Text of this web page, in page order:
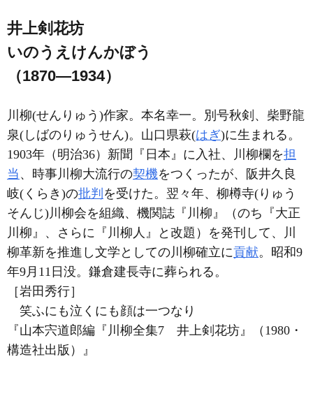
井上剣花坊
いのうえけんかぼう
（1870―1934）
川柳(せんりゅう)作家。本名幸一。別号秋剣、柴野龍
泉(しばのりゅうせん)。山口県萩(はぎ)に生まれる。
1903年（明治36）新聞『日本』に入社、川柳欄を担
当 、時事川柳大流行の契機をつくったが、阪井久良
岐(くらき)の批判 を受けた。翌々年、柳樽寺(りゅう
そんじ)川柳会を組織、機関誌『川柳』（のち『大正
川柳』、さらに『川柳人』と改題）を発刊して、川
柳革新を推進し文学としての川柳確立に貢献。昭和9
年9月11日没。鎌倉建長寺に葬られる。
［岩田秀行］
笑ふにも泣くにも顔は一つなり
『山本宍道郎編『川柳全集7 井上剣花坊』（1980・
構造社出版）』